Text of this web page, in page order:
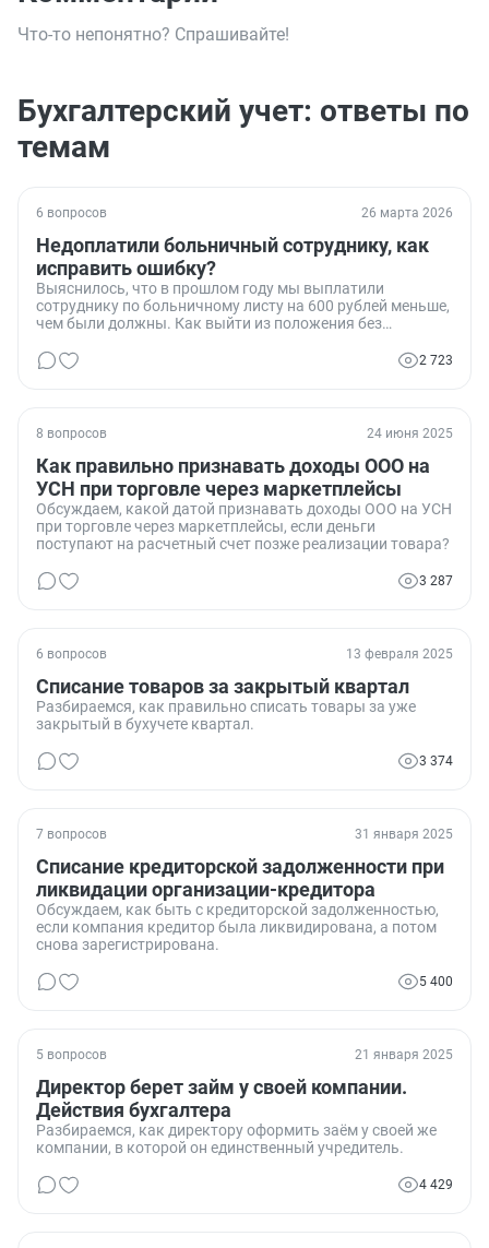
Что-то непонятно? Спрашивайте!
Бухгалтерский учет: ответы по
темам
6 вопросов 26 марта 2026
Недоплатили больничный сотруднику, как
исправить ошибку?
Выяснилось, что в прошлом году мы выплатили
сотруднику по больничному листу на 600 рублей меньше,
чем были должны. Как выйти из положения без
2 723
8 вопросов 24 июня 2025
Как правильно признавать доходы ООО на
УСН при торговле через маркетплейсы
Обсуждаем, какой датой признавать доходы ООО на УСН
при торговле через маркетплейсы, если деньги
поступают на расчетный счет позже реализации товара?
3 287
6 вопросов 13 февраля 2025
Списание товаров за закрытый квартал
Разбираемся, как правильно списать товары за уже
закрытый в бухучете квартал.
3 374
7 вопросов 31 января 2025
Списание кредиторской задолженности при
ликвидации организации-кредитора
Обсуждаем, как быть с кредиторской задолженностью,
если компания кредитор была ликвидирована, а потом
снова зарегистрирована.
5 400
5 вопросов 21 января 2025
Директор берет займ у своей компании.
Действия бухгалтера
Разбираемся, как директору оформить заём у своей же
компании, в которой он единственный учредитель.
4 429